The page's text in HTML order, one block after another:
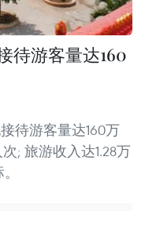
待游客量达160
待游客量达160万
; 旅游收入达1.28万